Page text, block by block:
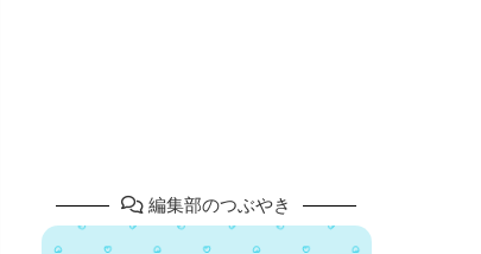
編集部のつぶやき